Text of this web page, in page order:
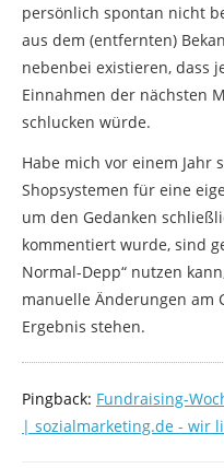
persönlich spontan nicht
aus dem (entfernten)
nebenbei existieren, dass
Einnahmen der nächsten
schlucken würde.
Habe mich vor einem Jahr
Shopsystemen für eine
um den Gedanken
kommentiert wurde, sind
Normal-Depp“ nutzen
manuelle Änderungen am
Ergebnis stehen.
Pingback: Fundraising-
| sozialmarketing.de - wir